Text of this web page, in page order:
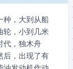
种，大到从船
轮，小到几米
代，独木舟
后，出现了有